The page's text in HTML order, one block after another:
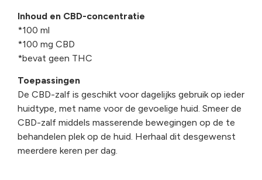
Inhoud en CBD-concentratie
*100 ml
*100 mg CBD
*bevat geen THC
Toepassingen
De CBD-zalf is geschikt voor dagelijks gebruik op ieder
huidtype, met name voor de gevoelige huid. Smeer de
CBD-zalf middels masserende bewegingen op de te
behandelen plek op de huid. Herhaal dit desgewenst
meerdere keren per dag.